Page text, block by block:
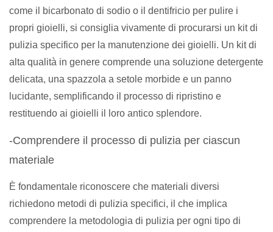
come il bicarbonato di sodio o il dentifricio per pulire i
propri gioielli, si consiglia vivamente di procurarsi un kit di
pulizia specifico per la manutenzione dei gioielli. Un kit di
alta qualità in genere comprende una soluzione detergente
delicata, una spazzola a setole morbide e un panno
lucidante, semplificando il processo di ripristino e
restituendo ai gioielli il loro antico splendore.
-Comprendere il processo di pulizia per ciascun
materiale
È fondamentale riconoscere che materiali diversi
richiedono metodi di pulizia specifici, il che implica
comprendere la metodologia di pulizia per ogni tipo di